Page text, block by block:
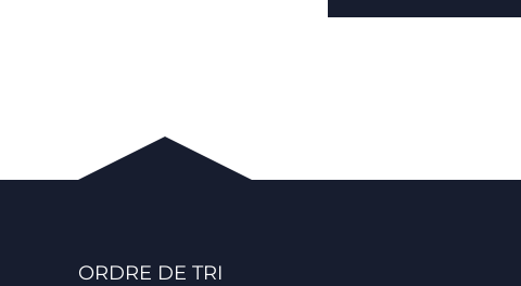
ORDRE DE TRI